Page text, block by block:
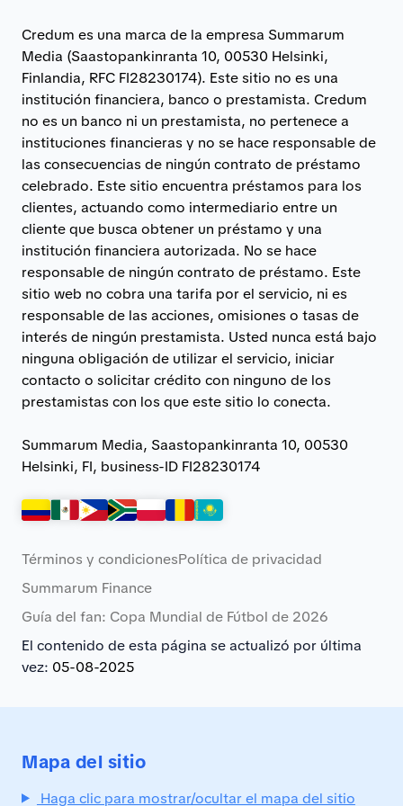
Credum es una marca de la empresa Summarum
Media (Saastopankinranta 10, 00530 Helsinki,
Finlandia, RFC FI28230174). Este sitio no es una
institución financiera, banco o prestamista. Credum
no es un banco ni un prestamista, no pertenece a
instituciones financieras y no se hace responsable de
las consecuencias de ningún contrato de préstamo
celebrado. Este sitio encuentra préstamos para los
clientes, actuando como intermediario entre un
cliente que busca obtener un préstamo y una
institución financiera autorizada. No se hace
responsable de ningún contrato de préstamo. Este
sitio web no cobra una tarifa por el servicio, ni es
responsable de las acciones, omisiones o tasas de
interés de ningún prestamista. Usted nunca está bajo
ninguna obligación de utilizar el servicio, iniciar
contacto o solicitar crédito con ninguno de los
prestamistas con los que este sitio lo conecta.
Summarum Media, Saastopankinranta 10, 00530
Helsinki, FI, business-ID FI28230174
Términos y condicionesPolítica de privacidad
Summarum Finance
Guía del fan: Copa Mundial de Fútbol de 2026
El contenido de esta página se actualizó por última
vez: 05-08-2025
Mapa del sitio
Haga clic para mostrar/ocultar el mapa del sitio